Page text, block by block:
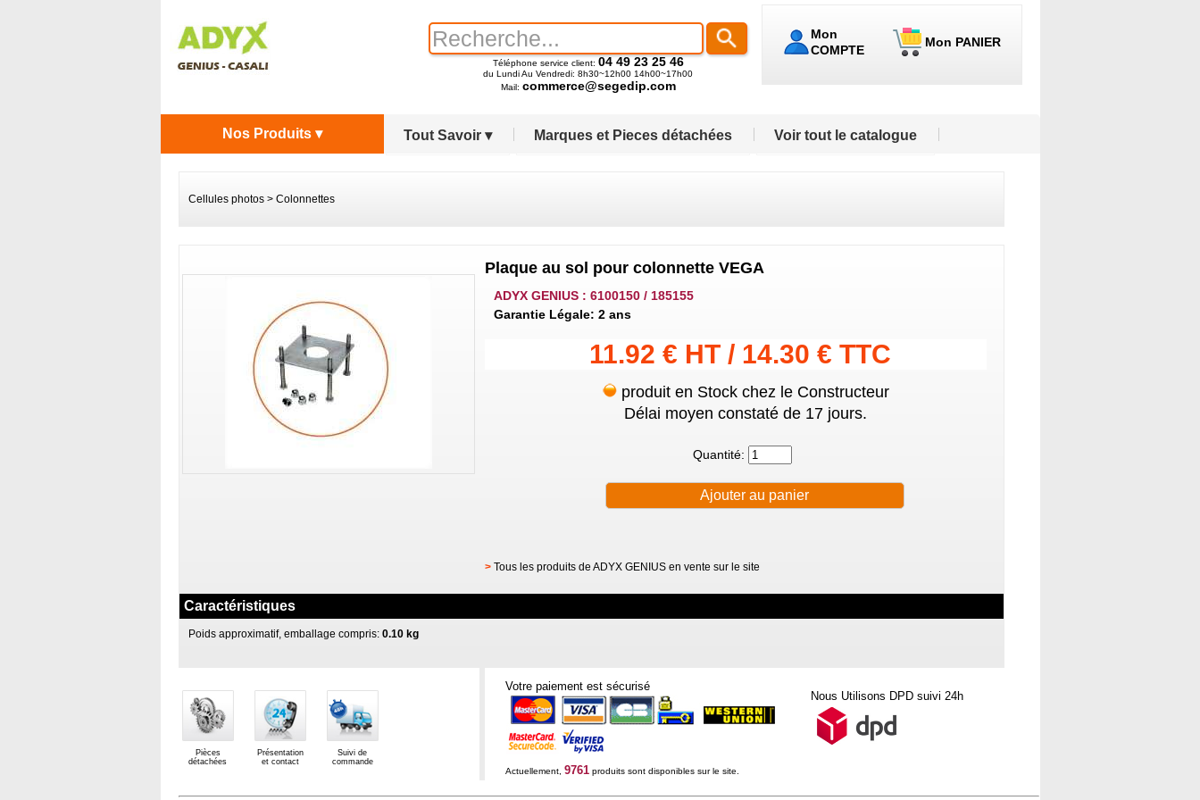
Mon
COMPTE
Mon PANIER
Téléphone service client: 04 49 23 25 46
du Lundi Au Vendredi: 8h30~12h00 14h00~17h00
Mail: commerce@segedip.com
Tout Savoir ▾ Marques et Pieces détachées Voir tout le catalogue
Nos Produits ▾
Cellules photos> Colonnettes
Plaque au sol pour colonnette VEGA
ADYX GENIUS : 6100150 / 185155
Garantie Légale: 2 ans
11.92 € HT / 14.30 € TTC
produit en Stock chez le Constructeur
Délai moyen constaté de 17 jours.
Quantité:
> Tous les produits de ADYX GENIUS en vente sur le site
Caractéristiques
Poids approximatif, emballage compris:0.10 kg
Pièces
détachées
Présentation
et contact
Suivi de
commande
Votre paiement est sécurisé
Nous Utilisons DPD suivi 24h
Actuellement, 9761produits sont disponibles sur le site.